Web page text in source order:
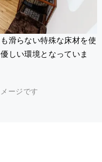
滑らない特殊な床材を使
しい環境となっていま
ージです